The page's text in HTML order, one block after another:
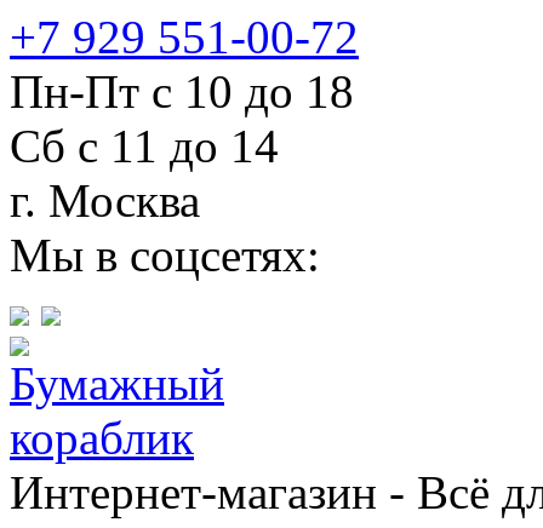
+7 929 551-00-72
Пн-Пт с 10 до 18
Сб с 11 до 14
г. Москва
Мы в соцсетях:
Интернет-магазин - Всё